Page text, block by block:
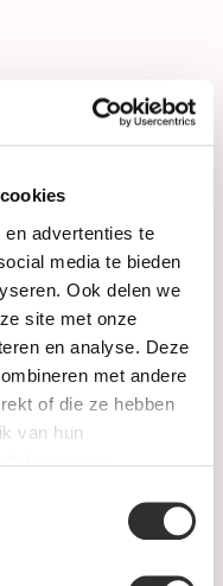
advertenties te
media te bieden
Ook delen we
site met onze
en analyse. Deze
met andere
of die ze hebben
van hun